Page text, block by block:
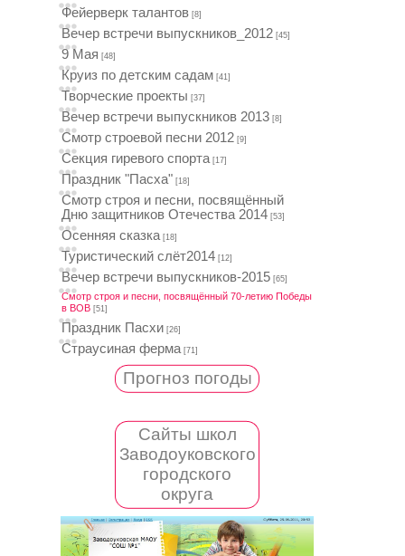
Фейерверк талантов [8]
Вечер встречи выпускников_2012 [45]
9 Мая [48]
Круиз по детским садам [41]
Творческие проекты [37]
Вечер встречи выпускников 2013 [8]
Смотр строевой песни 2012 [9]
Секция гиревого спорта [17]
Праздник "Пасха" [18]
Смотр строя и песни, посвящённый
Дню защитников Отечества 2014 [53]
Осенняя сказка [18]
Туристический слёт2014 [12]
Вечер встречи выпускников-2015 [65]
Смотр строя и песни, посвящённый 70-летию Победы
в ВОВ [51]
Праздник Пасхи [26]
Страусиная ферма [71]
Прогноз погоды
Сайты школ
Заводоуковского
городского
округа